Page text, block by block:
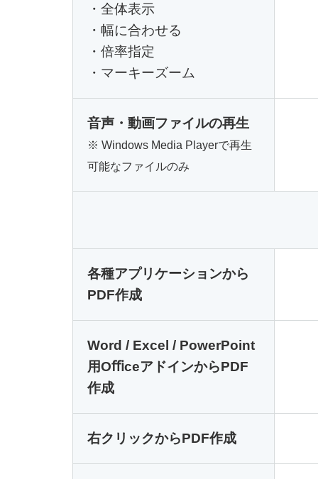
・全体表示
・幅に合わせる
・倍率指定
・マーキーズーム
音声・動画ファイルの再生
※ Windows Media Playerで再生
可能なファイルのみ
各種アプリケーションから
PDF作成
Word / Excel / PowerPoint
用OﬃceアドインからPDF
作成
右クリックからPDF作成